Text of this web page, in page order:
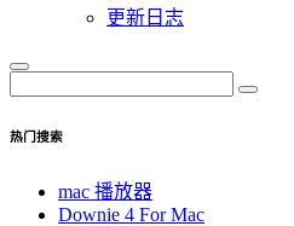
更新日志
热门搜索
mac 播放器
Downie 4 For Mac